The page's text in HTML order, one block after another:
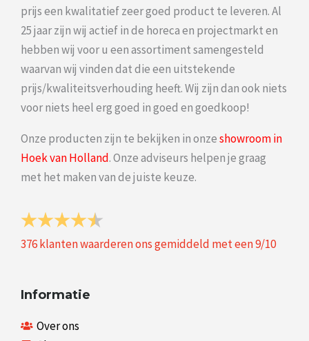
prijs een kwalitatief zeer goed product te leveren. Al
25 jaar zijn wij actief in de horeca en projectmarkt en
hebben wij voor u een assortiment samengesteld
waarvan wij vinden dat die een uitstekende
prijs/kwaliteitsverhouding heeft. Wij zijn dan ook niets
voor niets heel erg goed in goed en goedkoop!
Onze producten zijn te bekijken in onzeshowroom in
Hoek van Holland. Onze adviseurs helpen je graag
met het maken van de juiste keuze.
376klanten waarderen ons gemiddeld met een9/10
Informatie
Over ons